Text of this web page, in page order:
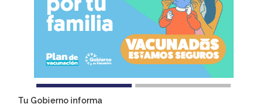
Tu Gobierno informa